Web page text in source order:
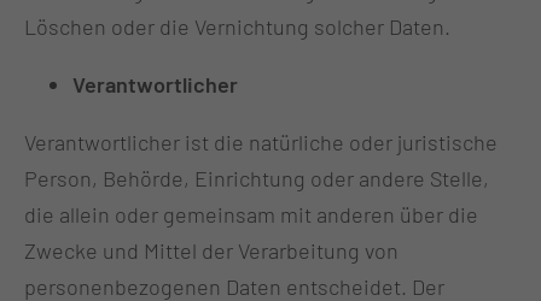
Löschen oder die Vernichtung solcher Daten.
Verantwortlicher
Verantwortlicher ist die natürliche oder juristische
Person, Behörde, Einrichtung oder andere Stelle,
die allein oder gemeinsam mit anderen über die
Zwecke und Mittel der Verarbeitung von
personenbezogenen Daten entscheidet. Der